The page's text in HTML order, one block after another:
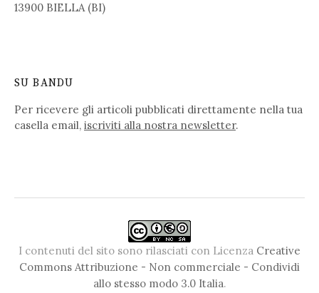
13900 BIELLA (BI)
SU BANDU
Per ricevere gli articoli pubblicati direttamente nella tua
casella email, iscriviti alla nostra newsletter.
I contenuti del sito sono rilasciati con Licenza Creative
Commons Attribuzione - Non commerciale - Condividi
allo stesso modo 3.0 Italia.